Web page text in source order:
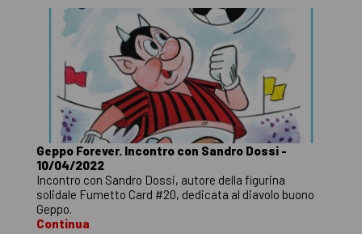
Geppo Forever. Incontro con Sandro Dossi -
10/04/2022
Incontro con Sandro Dossi, autore della figurina
solidale Fumetto Card #20, dedicata al diavolo buono
Geppo.
Continua